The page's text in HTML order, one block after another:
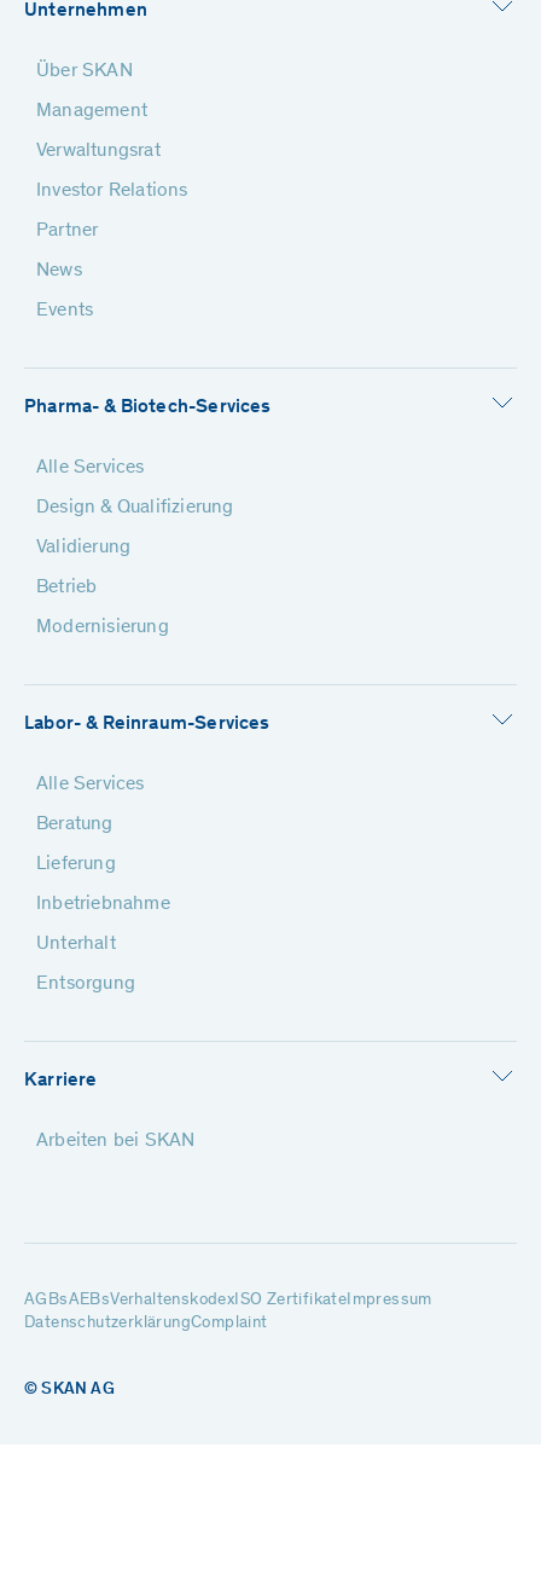
Unternehmen
Über SKAN
Management
Verwaltungsrat
Investor Relations
Partner
News
Events
Pharma- & Biotech-Services
Alle Services
Design & Qualifizierung
Validierung
Betrieb
Modernisierung
Labor- & Reinraum-Services
Alle Services
Beratung
Lieferung
Inbetriebnahme
Unterhalt
Entsorgung
Karriere
Arbeiten bei SKAN
AGBsAEBsVerhaltenskodexISO ZertifikateImpressum
DatenschutzerklärungComplaint
© SKAN AG